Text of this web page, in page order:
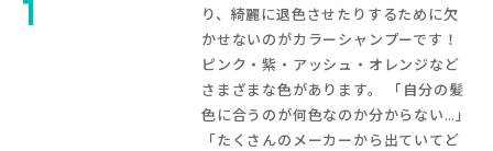
1
り、綺麗に退色させたりするために欠
かせないのがカラーシャンプーです！
ピンク・紫・アッシュ・オレンジなど
さまざまな色があります。 「自分の髪
色に合うのが何色なのか分からない…」
「たくさんのメーカーから出ていてど